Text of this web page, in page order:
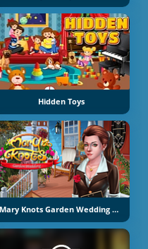
Hidden Toys
Mary Knots Garden Wedding Hidden Object